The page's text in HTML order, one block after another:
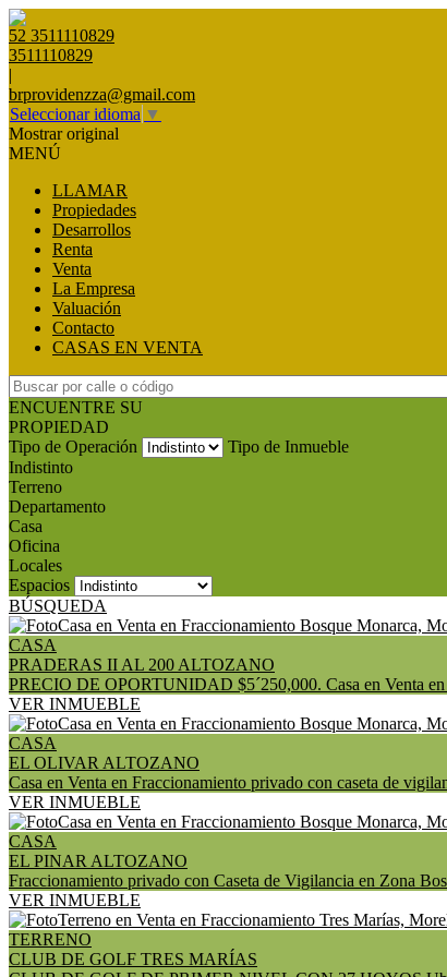
52 3511110829
3511110829
|
brprovidenzza@gmail.com
Seleccionar idioma ▼
Mostrar original
MENÚ
LLAMAR
Propiedades
Desarrollos
Renta
Venta
La Empresa
Valuación
Contacto
CASAS EN VENTA
ENCUENTRE SU
PROPIEDAD
Tipo de Operación
Tipo de Inmueble
Indistinto
Terreno
Departamento
Casa
Oficina
Locales
Espacios
BÚSQUEDA
CASA
PRADERAS II AL 200 ALTOZANO
PRECIO DE OPORTUNIDAD $5´250,000. Casa en Venta
VER INMUEBLE
CASA
EL OLIVAR ALTOZANO
Casa en Venta en Fraccionamiento privado con caseta de
VER INMUEBLE
CASA
EL PINAR ALTOZANO
Fraccionamiento privado con Caseta de Vigilancia en Zona
VER INMUEBLE
TERRENO
CLUB DE GOLF TRES MARÍAS